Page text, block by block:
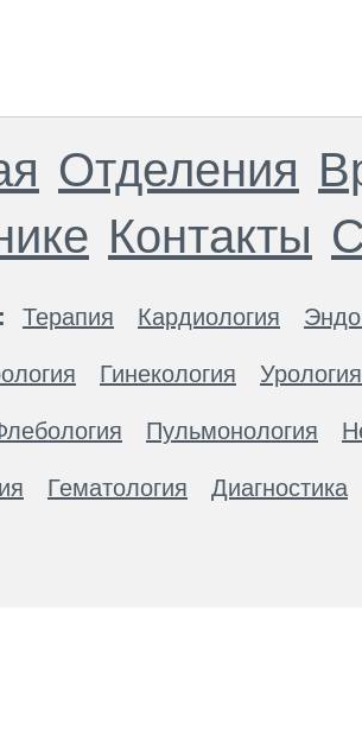
Отделения
Контакты
Терапия Кардиология
Гинекология Урология
Пульмонология
Гематология Диагностика